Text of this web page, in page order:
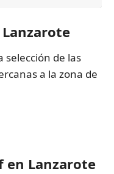
de las
a la zona de
en Lanzarote